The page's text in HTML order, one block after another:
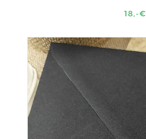
18,-€